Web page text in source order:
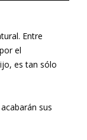
Entre
el
es tan sólo
sus